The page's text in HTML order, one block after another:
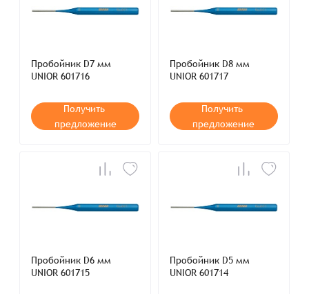
Пробойник D7 мм
UNIOR 601716
Получить
предложение
Пробойник D8 мм
UNIOR 601717
Получить
предложение
Пробойник D6 мм
UNIOR 601715
Пробойник D5 мм
UNIOR 601714